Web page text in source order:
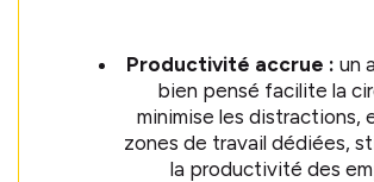
Productivité accrue : un
bien pensé facilite la
minimise les distractions,
zones de travail dédiées,
la productivité des